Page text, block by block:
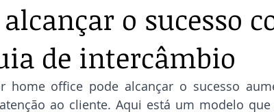
o sucesso
de intercâmbio
home office pode alcançar o sucesso
ao cliente. Aqui está um modelo